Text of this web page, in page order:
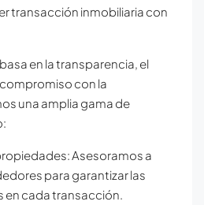
transacción inmobiliaria con
en la transparencia, el
con la
una amplia gama de
Asesoramos a
para garantizar las
cada transacción.